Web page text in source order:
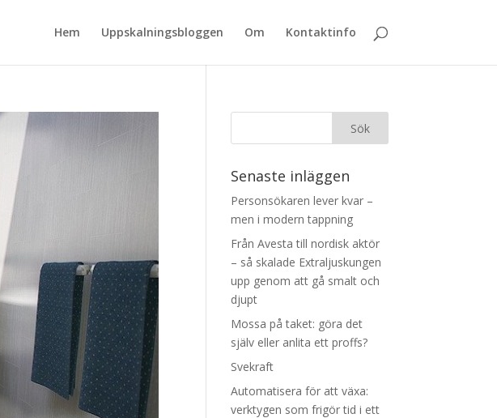
Hem Uppskalningsbloggen Om Kontaktinfo
Senaste inläggen
Personsökaren lever kvar –
men i modern tappning
Från Avesta till nordisk aktör
– så skalade Extraljuskungen
upp genom att gå smalt och
djupt
Mossa på taket: göra det
själv eller anlita ett proffs?
Svekraft
Automatisera för att växa:
verktygen som frigör tid i ett